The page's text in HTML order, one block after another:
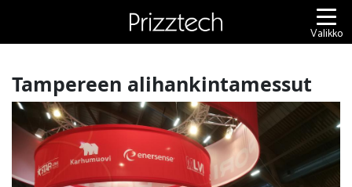
Valikko
Tampereen alihankintamessut